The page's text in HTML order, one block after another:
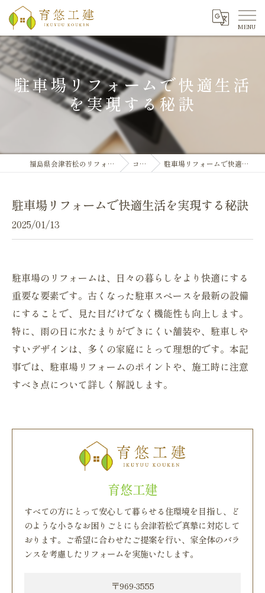
駐車場リフォームで快適生活
を実現する秘訣
福島県会津若松のリフォームなら育悠工建 コラム 駐車場リフォームで快適生活を実現する秘訣
駐車場リフォームで快適生活を実現する秘訣
2025/01/13
駐車場のリフォームは、日々の暮らしをより快適にする
重要な要素です。古くなった駐車スペースを最新の設備
にすることで、見た目だけでなく機能性も向上します。
特に、雨の日に水たまりができにくい舗装や、駐車しや
すいデザインは、多くの家庭にとって理想的です。本記
事では、駐車場リフォームのポイントや、施工時に注意
すべき点について詳しく解説します。
育悠工建
すべての方にとって安心して暮らせる住環境を目指し、ど
のような小さなお困りごとにも会津若松で真摯に対応して
おります。ご希望に合わせたご提案を行い、家全体のバラ
ンスを考慮したリフォームを実施いたします。
〒969-3555